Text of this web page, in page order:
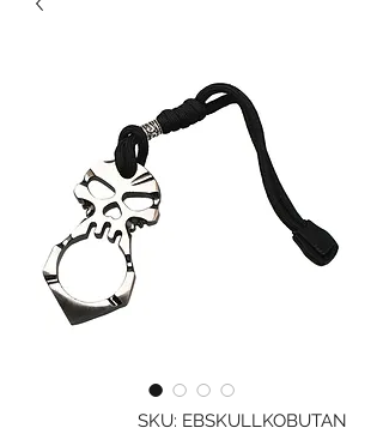
SKU: EBSKULLKOBUTAN